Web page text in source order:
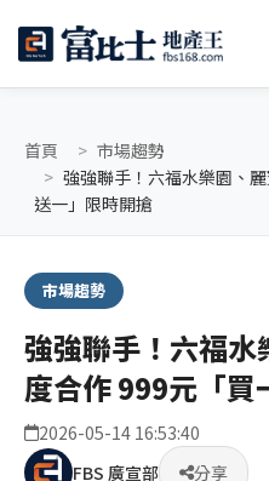
首頁
市場趨勢
強強聯手！六福水樂園、
送一」限時開搶
市場趨勢
強強聯手！六福
度合作 999元「
2026-05-14 16:53:40
FBS 廣宣部
分享